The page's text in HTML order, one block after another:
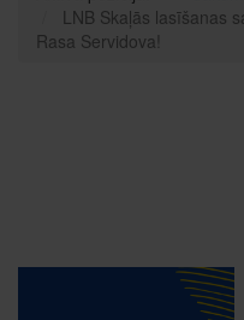
LNB Skaļās lasīšanas
Rasa Servidova!